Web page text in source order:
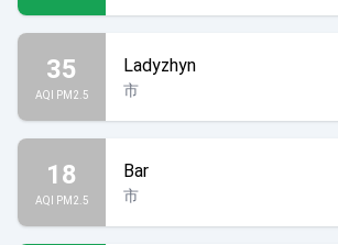
35
AQI PM2.5
Ladyzhyn
市
18
AQI PM2.5
Bar
市